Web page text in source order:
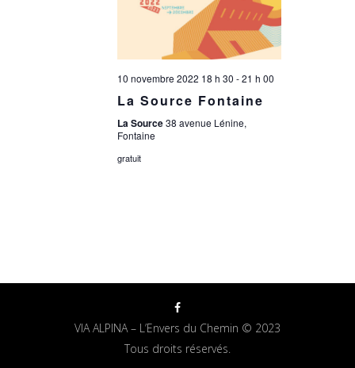
10 novembre 2022 18 h 30 -21 h 00
La Source Fontaine
La Source38 avenue Lénine,
Fontaine
gratuit
VIA ALPINA – L’Envers du Chemin © 2023
Tous droits réservés.